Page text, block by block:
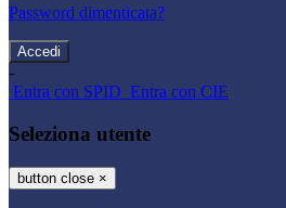
Password dimenticata?
-
Entra con SPID Entra con CIE
Seleziona utente
button close ×